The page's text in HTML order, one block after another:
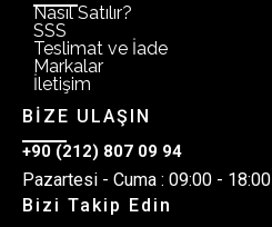
Nasıl Satılır?
SSS
Teslimat ve İade
Markalar
İletişim
BİZE ULAŞIN
+90 (212) 807 09 94
Pazartesi - Cuma : 09:00 - 18:00
Bizi Takip Edin